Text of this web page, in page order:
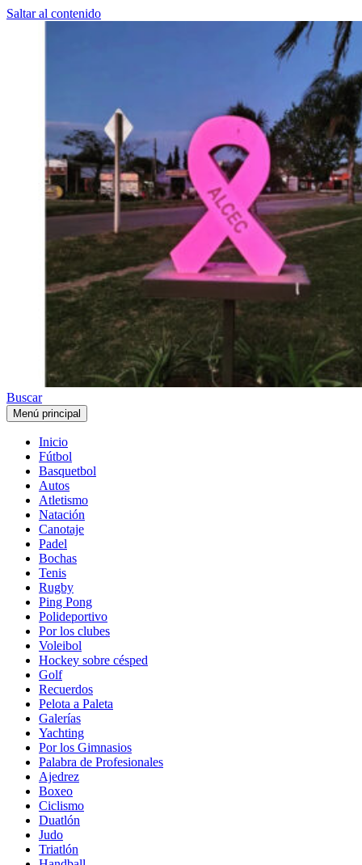
Saltar al contenido
Buscar
Menú principal
Inicio
Fútbol
Basquetbol
Autos
Atletismo
Natación
Canotaje
Padel
Bochas
Tenis
Rugby
Ping Pong
Polideportivo
Por los clubes
Voleibol
Hockey sobre césped
Golf
Recuerdos
Pelota a Paleta
Galerías
Yachting
Por los Gimnasios
Palabra de Profesionales
Ajedrez
Boxeo
Ciclismo
Duatlón
Judo
Triatlón